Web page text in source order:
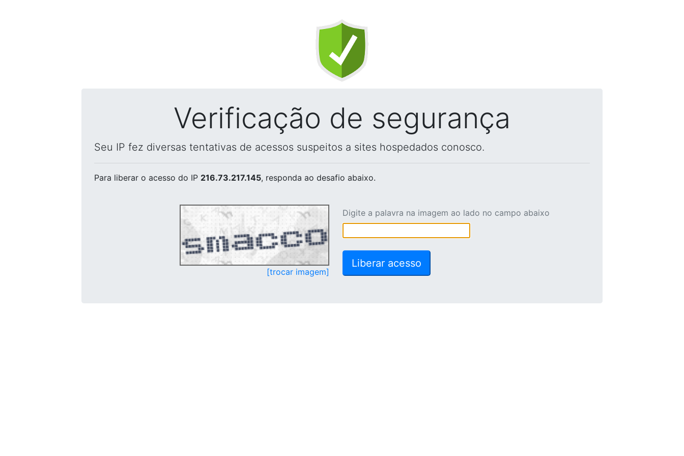
Verificação de segurança
Seu IP fez diversas tentativas de acessos suspeitos a sites hospedados conosco.
Para liberar o acesso do IP 216.73.217.145, responda ao desafio abaixo.
[trocar imagem]
Digite a palavra na imagem ao lado no campo abaixo